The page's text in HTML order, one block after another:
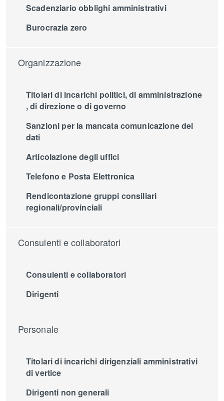
Scadenziario obblighi amministrativi
Burocrazia zero
Organizzazione
Titolari di incarichi politici, di amministrazione
, di direzione o di governo
Sanzioni per la mancata comunicazione dei
dati
Articolazione degli uffici
Telefono e Posta Elettronica
Rendicontazione gruppi consiliari
regionali/provinciali
Consulenti e collaboratori
Consulenti e collaboratori
Dirigenti
Personale
Titolari di incarichi dirigenziali amministrativi
di vertice
Dirigenti non generali